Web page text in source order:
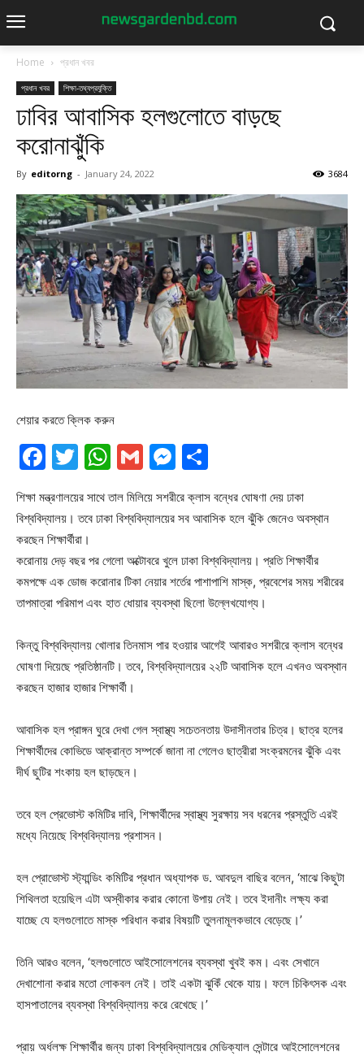
Home প্রধান খবর
প্রধান খবর শিক্ষা-তথ্যপ্রযুক্তি
ঢাবির আবাসিক হলগুলোতে বাড়ছে
করোনাঝুঁকি
By editorng - January 24, 2022 3684
শেয়ার করতে ক্লিক করুন
Facebook
Twitter
WhatsApp
GmailMessenger
শিক্ষা মন্ত্রণালয়ের সাথে তাল মিলিয়ে সশরীরে ক্লাস বন্ধের ঘোষণা দেয় ঢাকা
বিশ্ববিদ্যালয়। তবে ঢাকা বিশ্ববিদ্যালয়ের সব আবাসিক হলে ঝুঁকি জেনেও অবস্থান
করছেন শিক্ষার্থীরা।
করোনায় দেড় বছর পর গেলো অক্টোবরে খুলে ঢাকা বিশ্ববিদ্যালয়। প্রতি শিক্ষার্থীর
কমপক্ষে এক ডোজ করোনার টিকা নেয়ার শর্তের পাশাপাশি মাস্ক, প্রবেশের সময় শরীরের
তাপমাত্রা পরিমাপ এবং হাত ধোয়ার ব্যবস্থা ছিলো উল্লেখযোগ্য।
কিন্তু বিশ্ববিদ্যালয় খোলার তিনমাস পার হওয়ার আগেই আবারও সশরীরে ক্লাস বন্ধের
ঘোষণা দিয়েছে প্রতিষ্ঠানটি। তবে, বিশ্ববিদ্যালয়ের ২২টি আবাসিক হলে এখনও অবস্থান
করছেন হাজার হাজার শিক্ষার্থী।
আবাসিক হল প্রাঙ্গন ঘুরে দেখা গেল স্বাস্থ্য সচেতনতায় উদাসীনতার চিত্র। ছাত্র হলের
শিক্ষার্থীদের কোভিডে আক্রান্ত সম্পর্কে জানা না গেলেও ছাত্রীরা সংক্রমনের ঝুঁকি এবং
দীর্ঘ ছুটির শংকায় হল ছাড়ছেন।
তবে হল প্রেভোস্ট কমিটির দাবি, শিক্ষার্থীদের স্বাস্থ্য সুরক্ষায় সব ধরনের প্রস্তুতি এরই
মধ্যে নিয়েছে বিশ্ববিদ্যালয় প্রশাসন।
হল প্রোভোস্ট স্ট্যান্ডিং কমিটির প্রধান অধ্যাপক ড. আবদুল বাছির বলেন, ‘মাঝে কিছুটা
শিথিলতা হয়েছিল এটা অস্বীকার করার কোনো উপায় নেই। তবে ইদানীং লক্ষ্য করা
যাচ্ছে যে হলগুলোতে মাস্ক পরিধান করার বিষয়টি তুলনামূলকভাবে বেড়েছে।’
তিনি আরও বলেন, ‘হলগুলোতে আইসোলেশনের ব্যবস্থা খুবই কম। এবং সেখানে
দেখাশোনা করার মতো লোকবল নেই। তাই একটা ঝুকিঁ থেকে যায়। ফলে চিকিৎসক এবং
হাসপাতালের ব্যবস্থা বিশ্ববিদ্যালয় করে রেখেছে।’
প্রায় অর্ধলক্ষ শিক্ষার্থীর জন্য ঢাকা বিশ্ববিদ্যালয়ের মেডিক্যাল সেন্টারে আইসোলেশনের